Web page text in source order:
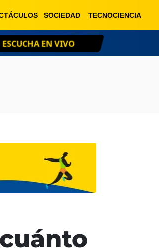
SOCIEDAD TECNOCIENCIA
ESCUCHA EN VIVO